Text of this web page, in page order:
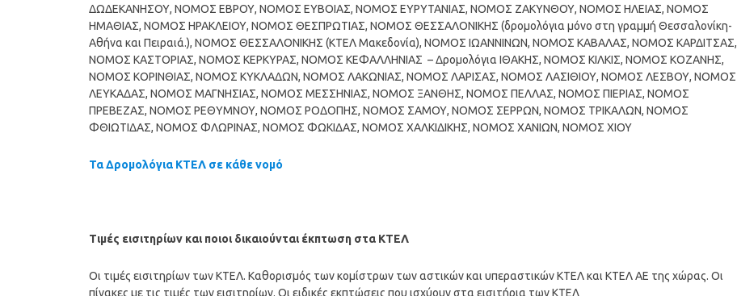
ΔΩΔΕΚΑΝΗΣΟΥ, ΝΟΜΟΣ ΕΒΡΟΥ, ΝΟΜΟΣ ΕΥΒΟΙΑΣ, ΝΟΜΟΣ ΕΥΡΥΤΑΝΙΑΣ, ΝΟΜΟΣ ΖΑΚΥΝΘΟΥ, ΝΟΜΟΣ ΗΛΕΙΑΣ, ΝΟΜΟΣ
ΗΜΑΘΙΑΣ, ΝΟΜΟΣ ΗΡΑΚΛΕΙΟΥ, ΝΟΜΟΣ ΘΕΣΠΡΩΤΙΑΣ, ΝΟΜΟΣ ΘΕΣΣΑΛΟΝΙΚΗΣ (δρομολόγια μόνο στη γραμμή Θεσσαλονίκη-
Αθήνα και Πειραιά.), ΝΟΜΟΣ ΘΕΣΣΑΛΟΝΙΚΗΣ (ΚΤΕΛ Μακεδονία), ΝΟΜΟΣ ΙΩΑΝΝΙΝΩΝ, ΝΟΜΟΣ ΚΑΒΑΛΑΣ, ΝΟΜΟΣ ΚΑΡΔΙΤΣΑΣ,
ΝΟΜΟΣ ΚΑΣΤΟΡΙΑΣ, ΝΟΜΟΣ ΚΕΡΚΥΡΑΣ, ΝΟΜΟΣ ΚΕΦΑΛΛΗΝΙΑΣ – Δρομολόγια ΙΘΑΚΗΣ, ΝΟΜΟΣ ΚΙΛΚΙΣ, ΝΟΜΟΣ ΚΟΖΑΝΗΣ,
ΝΟΜΟΣ ΚΟΡΙΝΘΙΑΣ, ΝΟΜΟΣ ΚΥΚΛΑΔΩΝ, ΝΟΜΟΣ ΛΑΚΩΝΙΑΣ, ΝΟΜΟΣ ΛΑΡΙΣΑΣ, ΝΟΜΟΣ ΛΑΣΙΘΙΟΥ, ΝΟΜΟΣ ΛΕΣΒΟΥ, ΝΟΜΟΣ
ΛΕΥΚΑΔΑΣ, ΝΟΜΟΣ ΜΑΓΝΗΣΙΑΣ, ΝΟΜΟΣ ΜΕΣΣΗΝΙΑΣ, ΝΟΜΟΣ ΞΑΝΘΗΣ, ΝΟΜΟΣ ΠΕΛΛΑΣ, ΝΟΜΟΣ ΠΙΕΡΙΑΣ, ΝΟΜΟΣ
ΠΡΕΒΕΖΑΣ, ΝΟΜΟΣ ΡΕΘΥΜΝΟΥ, ΝΟΜΟΣ ΡΟΔΟΠΗΣ, ΝΟΜΟΣ ΣΑΜΟΥ, ΝΟΜΟΣ ΣΕΡΡΩΝ, ΝΟΜΟΣ ΤΡΙΚΑΛΩΝ, ΝΟΜΟΣ
ΦΘΙΩΤΙΔΑΣ, ΝΟΜΟΣ ΦΛΩΡΙΝΑΣ, ΝΟΜΟΣ ΦΩΚΙΔΑΣ, ΝΟΜΟΣ ΧΑΛΚΙΔΙΚΗΣ, ΝΟΜΟΣ ΧΑΝΙΩΝ, ΝΟΜΟΣ ΧΙΟΥ
Τα Δρομολόγια ΚΤΕΛ σε κάθε νομό
Τιμές εισιτηρίων και ποιοι δικαιούνται έκπτωση στα ΚΤΕΛ
Οι τιμές εισιτηρίων των ΚΤΕΛ. Καθορισμός των κομίστρων των αστικών και υπεραστικών ΚΤΕΛ και ΚΤΕΛ ΑΕ της χώρας. Οι
πίνακες με τις τιμές των εισιτηρίων. Οι ειδικές εκπτώσεις που ισχύουν στα εισιτήρια των ΚΤΕΛ